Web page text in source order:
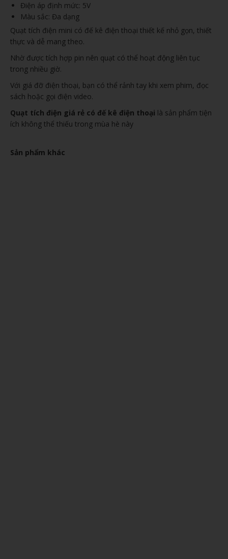
Điện áp định mức: 5V
Màu sắc: Đa dạng
Quạt tích điện mini có đế kê điện thoại thiết kế nhỏ gọn, thiết
thực và dễ mang theo.
Nhờ được tích hợp pin nên quạt có thể hoạt động liên tục
trong nhiều giờ.
Với giá đỡ điện thoại, bạn có thể rảnh tay khi xem phim, đọc
sách hoặc gọi điện video.
Quạt tích điện giá rẻ có đế kê điện thoại là sản phẩm tiện
ích không thể thiếu trong mùa hè này
Sản phẩm khác